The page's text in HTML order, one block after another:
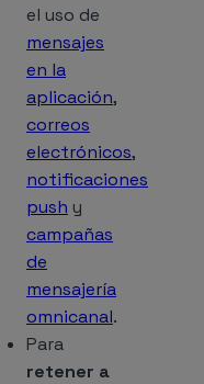
el uso de
mensajes
en la
aplicación,
correos
electrónicos,
notificaciones
push y
campañas
de
mensajería
omnicanal.
Para
retener a